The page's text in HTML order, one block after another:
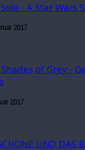
- A Star Wars
2017
of Grey -
2017
UND DAS